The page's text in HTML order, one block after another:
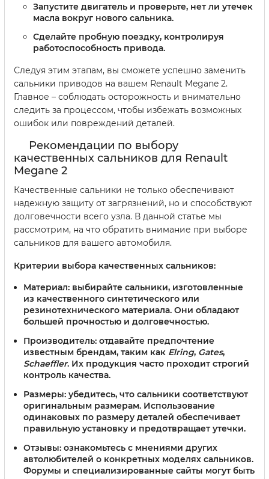
Запустите двигатель и проверьте, нет ли утечек
масла вокруг нового сальника.
Сделайте пробную поездку, контролируя
работоспособность привода.
Следуя этим этапам, вы сможете успешно заменить
сальники приводов на вашем Renault Megane 2.
Главное – соблюдать осторожность и внимательно
следить за процессом, чтобы избежать возможных
ошибок или повреждений деталей.
Рекомендации по выбору
качественных сальников для Renault
Megane 2
Качественные сальники не только обеспечивают
надежную защиту от загрязнений, но и способствуют
долговечности всего узла. В данной статье мы
рассмотрим, на что обратить внимание при выборе
сальников для вашего автомобиля.
Критерии выбора качественных сальников:
Материал: выбирайте сальники, изготовленные
из качественного синтетического или
резинотехнического материала. Они обладают
большей прочностью и долговечностью.
Производитель: отдавайте предпочтение
известным брендам, таким как Elring, Gates,
Schaeffler. Их продукция часто проходит строгий
контроль качества.
Размеры: убедитесь, что сальники соответствуют
оригинальным размерам. Использование
одинаковых по размеру деталей обеспечивает
правильную установку и предотвращает утечки.
Отзывы: ознакомьтесь с мнениями других
автолюбителей о конкретных моделях сальников.
Форумы и специализированные сайты могут быть